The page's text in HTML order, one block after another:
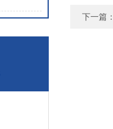
下一篇